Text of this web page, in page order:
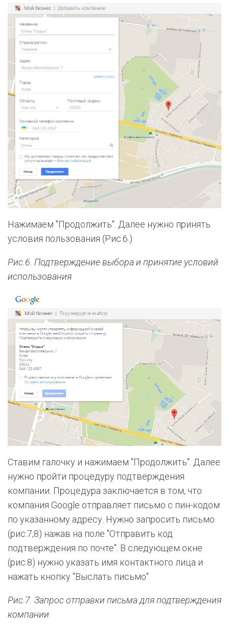
Нажимаем "Продолжить". Далее нужно принять
условия пользования (Рис.6.)
Рис.6. Подтверждение выбора и принятие условий
использования
Ставим галочку и нажимаем "Продолжить". Далее
нужно пройти процедуру подтверждения
компании. Процедура заключается в том, что
компания Google отправляет письмо с пин-кодом
по указанному адресу. Нужно запросить письмо
(рис.7,8) нажав на поле "Отправить код
подтверждения по почте". В следующем окне
(рис.8) нужно указать имя контактного лица и
нажать кнопку "Выслать письмо".
Рис.7. Запрос отправки письма для подтверждения
компании